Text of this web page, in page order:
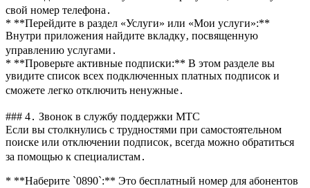
свой номер телефона․
* **Перейдите в раздел «Услуги» или «Мои услуги»:**
Внутри приложения найдите вкладку‚ посвященную
управлению услугами․
* **Проверьте активные подписки:** В этом разделе вы
увидите список всех подключенных платных подписок и
сможете легко отключить ненужные․
### 4․ Звонок в службу поддержки МТС
Если вы столкнулись с трудностями при самостоятельном
поиске или отключении подписок‚ всегда можно обратиться
за помощью к специалистам․
* **Наберите `0890`:** Это бесплатный номер для абонентов